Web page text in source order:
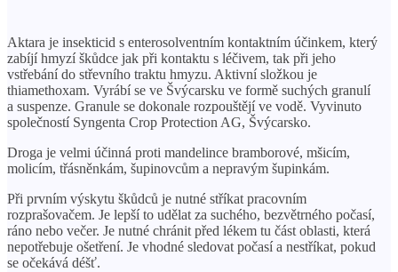
Aktara je insekticid s enterosolventním kontaktním účinkem, který
zabíjí hmyzí škůdce jak při kontaktu s léčivem, tak při jeho
vstřebání do střevního traktu hmyzu. Aktivní složkou je
thiamethoxam. Vyrábí se ve Švýcarsku ve formě suchých granulí
a suspenze. Granule se dokonale rozpouštějí ve vodě. Vyvinuto
společností Syngenta Crop Protection AG, Švýcarsko.
Droga je velmi účinná proti mandelince bramborové, mšicím,
molicím, třásněnkám, šupinovcům a nepravým šupinkám.
Při prvním výskytu škůdců je nutné stříkat pracovním
rozprašovačem. Je lepší to udělat za suchého, bezvětrného počasí,
ráno nebo večer. Je nutné chránit před lékem tu část oblasti, která
nepotřebuje ošetření. Je vhodné sledovat počasí a nestříkat, pokud
se očekává déšť.